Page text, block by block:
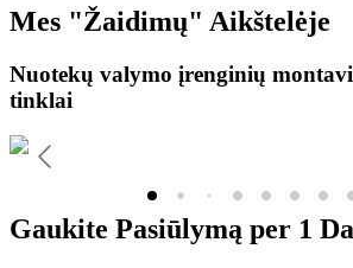
Mes "Žaidimų" Aikštelėje
Nuotekų valymo įrenginių
tinklai
Gaukite Pasiūlymą per 1